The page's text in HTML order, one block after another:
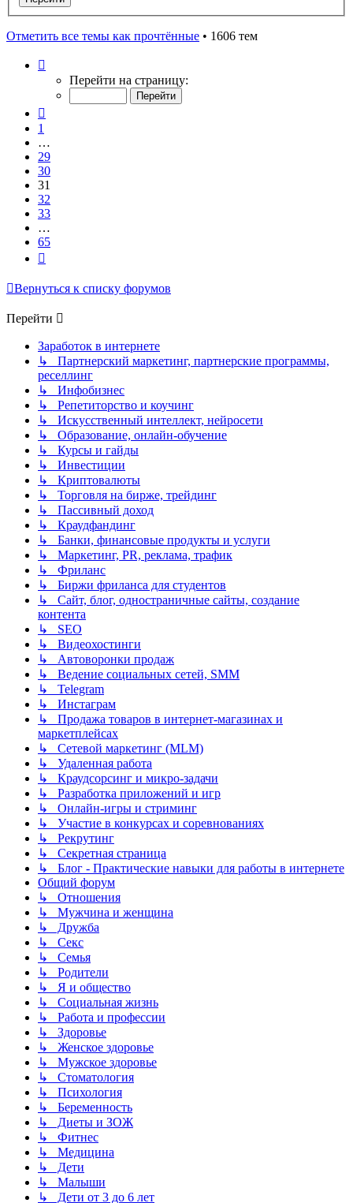
Отметить все темы как прочтённые • 1606 тем
31
Перейти на страницу:
1
…
29
30
31
32
33
…
65
Вернуться к списку форумов
Перейти
Заработок в интернете
↳ Партнерский маркетинг, партнерские программы,
реселлинг
↳ Инфобизнес
↳ Репетиторство и коучинг
↳ Искусственный интеллект, нейросети
↳ Образование, онлайн-обучение
↳ Курсы и гайды
↳ Инвестиции
↳ Криптовалюты
↳ Торговля на бирже, трейдинг
↳ Пассивный доход
↳ Краудфандинг
↳ Банки, финансовые продукты и услуги
↳ Маркетинг, PR, реклама, трафик
↳ Фриланс
↳ Биржи фриланса для студентов
↳ Сайт, блог, одностраничные сайты, создание
контента
↳ SEO
↳ Видеохостинги
↳ Автоворонки продаж
↳ Ведение социальных сетей, SMM
↳ Telegram
↳ Инстаграм
↳ Продажа товаров в интернет-магазинах и
маркетплейсах
↳ Сетевой маркетинг (MLM)
↳ Удаленная работа
↳ Краудсорсинг и микро-задачи
↳ Разработка приложений и игр
↳ Онлайн-игры и стриминг
↳ Участие в конкурсах и соревнованиях
↳ Рекрутинг
↳ Секретная страница
↳ Блог - Практические навыки для работы в интернете
Общий форум
↳ Отношения
↳ Мужчина и женщина
↳ Дружба
↳ Секс
↳ Семья
↳ Родители
↳ Я и общество
↳ Социальная жизнь
↳ Работа и профессии
↳ Здоровье
↳ Женское здоровье
↳ Мужское здоровье
↳ Стоматология
↳ Психология
↳ Беременность
↳ Диеты и ЗОЖ
↳ Фитнес
↳ Медицина
↳ Дети
↳ Малыши
↳ Дети от 3 до 6 лет